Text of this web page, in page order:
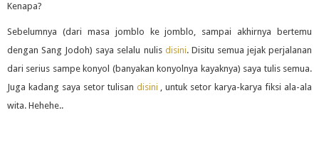
Kenapa?
Sebelumnya (dari masa jomblo ke jomblo, sampai akhirnya bertemu
dengan Sang Jodoh) saya selalu nulis disini. Disitu semua jejak perjalanan
dari serius sampe konyol (banyakan konyolnya kayaknya) saya tulis semua.
Juga kadang saya setor tulisan disini , untuk setor karya-karya fiksi ala-ala
wita. Hehehe..